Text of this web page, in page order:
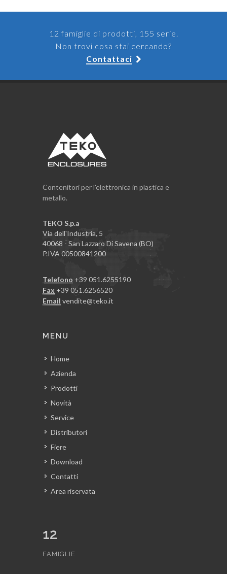
12 famiglie di prodotti, 155 serie.
Non trovi cosa stai cercando?
Contattaci
Contenitori per l'elettronica in plastica e
metallo.
TEKO S.p.a
Via dell'Industria, 5
40068 - San Lazzaro Di Savena (BO)
P.IVA 00500841200
Telefono +39 051.6255190
Fax +39 051.6256520
Email vendite@teko.it
MENU
Home
Azienda
Prodotti
Novità
Service
Distributori
Fiere
Download
Contatti
Area riservata
12
FAMIGLIE